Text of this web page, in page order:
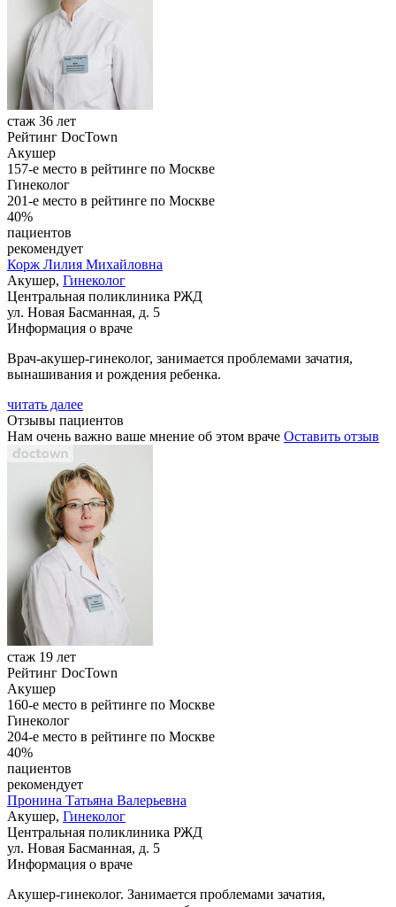
стаж 36 лет
Рейтинг DocTown
Акушер
157-е место в рейтинге по Москве
Гинеколог
201-е место в рейтинге по Москве
40%
пациентов
рекомендует
Корж Лилия Михайловна
Акушер, Гинеколог
Центральная поликлиника РЖД
ул. Новая Басманная, д. 5
Информация о враче
Врач-акушер-гинеколог, занимается проблемами зачатия,
вынашивания и рождения ребенка.
читать далее
Отзывы пациентов
Нам очень важно ваше мнение об этом враче Оставить отзыв
стаж 19 лет
Рейтинг DocTown
Акушер
160-е место в рейтинге по Москве
Гинеколог
204-е место в рейтинге по Москве
40%
пациентов
рекомендует
Пронина Татьяна Валерьевна
Акушер, Гинеколог
Центральная поликлиника РЖД
ул. Новая Басманная, д. 5
Информация о враче
Акушер-гинеколог. Занимается проблемами зачатия,